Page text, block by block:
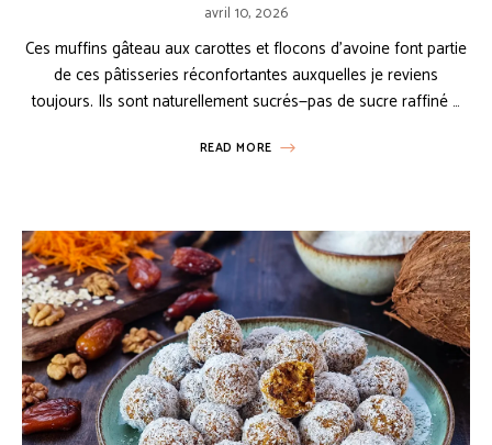
avril 10, 2026
Ces muffins gâteau aux carottes et flocons d’avoine font partie
de ces pâtisseries réconfortantes auxquelles je reviens
toujours. Ils sont naturellement sucrés—pas de sucre raffiné …
READ MORE